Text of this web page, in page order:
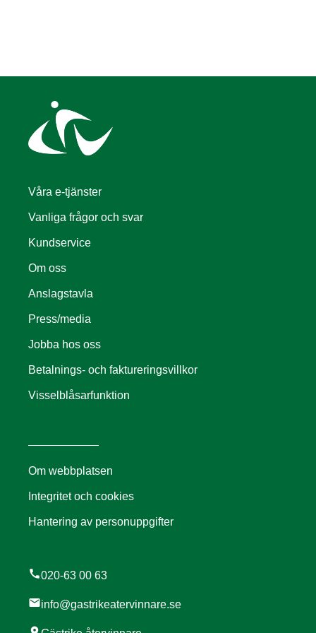
Våra e-tjänster
Vanliga frågor och svar
Kundservice
Om oss
Anslagstavla
Press/media
Jobba hos oss
Betalnings- och faktureringsvillkor
Visselblåsarfunktion
Om webbplatsen
Integritet och cookies
Hantering av personuppgifter
call020-63 00 63
mailinfo@gastrikeatervinnare.se